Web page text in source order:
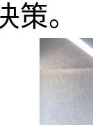
策。